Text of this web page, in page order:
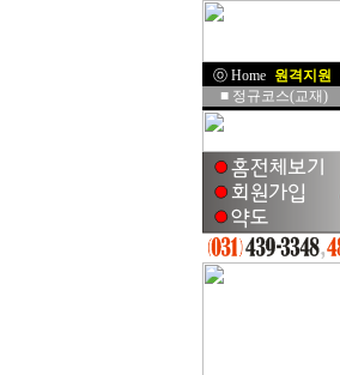
ⓞ Home 원격지원
■ 정규코스(교재)